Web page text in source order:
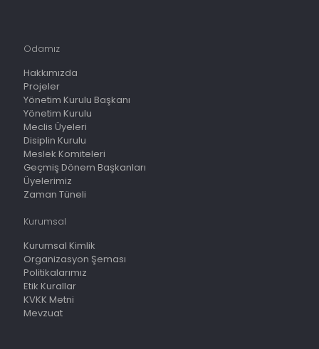
Odamız
Hakkımızda
Projeler
Yönetim Kurulu Başkanı
Yönetim Kurulu
Meclis Üyeleri
Disiplin Kurulu
Meslek Komiteleri
Geçmiş Dönem Başkanları
Üyelerimiz
Zaman Tüneli
Kurumsal
Kurumsal Kimlik
Organizasyon Şeması
Politikalarımız
Etik Kurallar
KVKK Metni
Mevzuat